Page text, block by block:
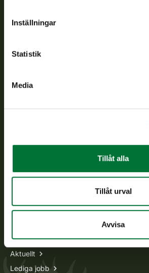
Inställningar
Statistik
Media
Tillåt alla
Tillåt urval
Avvisa
asiakaspalvelu@riista.fi
Ofta ställda frågor
Jaktkort
Information om oss
Aktuellt
Lediga jobb